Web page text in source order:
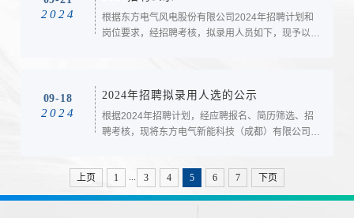
可向招聘纪检监督人员反映。联系电话：022-
66321900-3118...
2024
根据东方电气风电股份有限公司2024年招聘计划和
岗位要求，经招聘考核，拟录用人员如下，现予以公
dffdjw@dongfang.com。序号姓名学历毕业学校专
业1曹献硕士中国科学院大学电气工程2黄可本科四
川大学电气工程及...
09-18
2024
2024年招聘拟录用人选的公示
根据2024年招聘计划，经应聘报名、简历筛选、招
聘考核，现将东方电气新能科技（成都）有限公司招
术学院，大专，机械设计与制造 。风电运行检修
工：杨学军，34岁，男，天津机电职业技术学院，
上页 1 3 4 5 6 7 下页